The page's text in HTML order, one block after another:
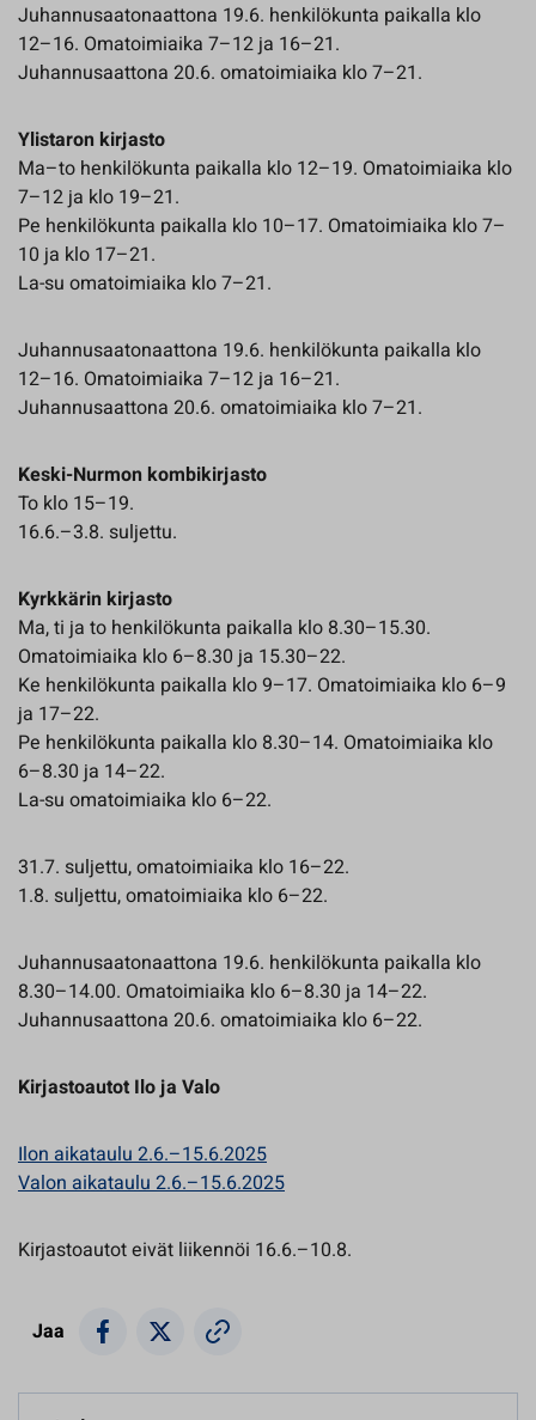
Juhannusaatonaattona 19.6. henkilökunta paikalla klo
12–16. Omatoimiaika 7–12 ja 16–21.
Juhannusaattona 20.6. omatoimiaika klo 7–21.
Ylistaron kirjasto
Ma–to henkilökunta paikalla klo 12–19. Omatoimiaika klo
7–12 ja klo 19–21.
Pe henkilökunta paikalla klo 10–17. Omatoimiaika klo 7–
10 ja klo 17–21.
La-su omatoimiaika klo 7–21.
Juhannusaatonaattona 19.6. henkilökunta paikalla klo
12–16. Omatoimiaika 7–12 ja 16–21.
Juhannusaattona 20.6. omatoimiaika klo 7–21.
Keski-Nurmon kombikirjasto
To klo 15–19.
16.6.–3.8. suljettu.
Kyrkkärin kirjasto
Ma, ti ja to henkilökunta paikalla klo 8.30–15.30.
Omatoimiaika klo 6–8.30 ja 15.30–22.
Ke henkilökunta paikalla klo 9–17. Omatoimiaika klo 6–9
ja 17–22.
Pe henkilökunta paikalla klo 8.30–14. Omatoimiaika klo
6–8.30 ja 14–22.
La-su omatoimiaika klo 6–22.
31.7. suljettu, omatoimiaika klo 16–22.
1.8. suljettu, omatoimiaika klo 6–22.
Juhannusaatonaattona 19.6. henkilökunta paikalla klo
8.30–14.00. Omatoimiaika klo 6–8.30 ja 14–22.
Juhannusaattona 20.6. omatoimiaika klo 6–22.
Kirjastoautot Ilo ja Valo
Ilon aikataulu 2.6.–15.6.2025
Valon aikataulu 2.6.–15.6.2025
Kirjastoautot eivät liikennöi 16.6.–10.8.
Jaa